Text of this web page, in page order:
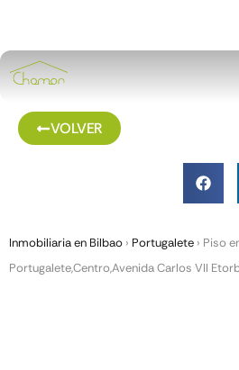
VOLVER
Inmobiliaria en Bilbao › Portugalete › Piso
Portugalete,Centro,Avenida Carlos VII